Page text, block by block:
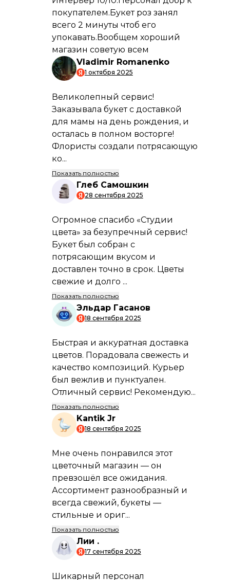
Быстрая и аккуратная доставка
Мы гарантируем, что ваш заказ будет
доставлен вовремя и в идеальном
Профессиональные флористы
Наши мастера создадут уникальную
композицию, учитывая ваш вкус и
Свежие букеты каждые 24 часа
Только свежие цветы от проверенных
поставщиков. Ваш букет будет
радовать долго.
ПРЕИМУЩЕСТВА
Условия
Возможные способы
Подробнее